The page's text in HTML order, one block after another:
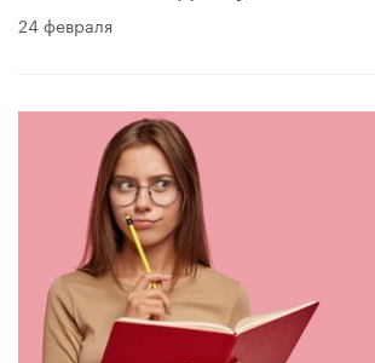
24 февраля